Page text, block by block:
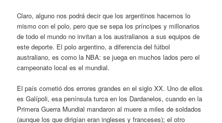
Claro, alguno nos podrá decir que los argentinos hacemos lo
mismo con el polo, pero que se sepa los príncipes y millonarios
de todo el mundo no invitan a los australianos a sus equipos de
este deporte. El polo argentino, a diferencia del fútbol
australiano, es como la NBA: se juega en muchos lados pero el
campeonato local es el mundial.
El país cometió dos errores grandes en el siglo XX. Uno de ellos
es Galípoli, esa península turca en los Dardanelos, cuando en la
Primera Guerra Mundial mandaron al muere a miles de soldados
(aunque los que dirigían eran ingleses y franceses); el otro